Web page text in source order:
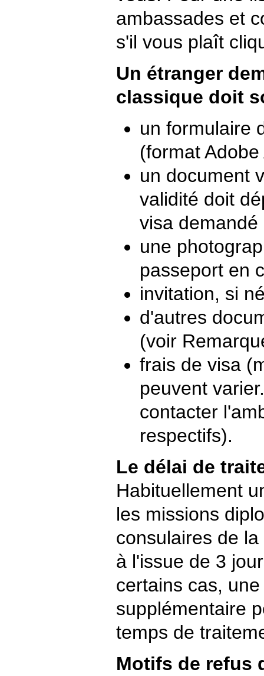
ambassades et
s'il vous plaît
Un étranger
classique doit
un formulaire
(format
un document
validité doit
visa
une
passeport en
invitation, si
d'autres
(voir
frais de visa
peuvent
contacter
respectifs).
Le délai de
Habituellement
les missions
consulaires de
à l'issue de 3
certains cas,
supplémentaire
temps de
Motifs de refus